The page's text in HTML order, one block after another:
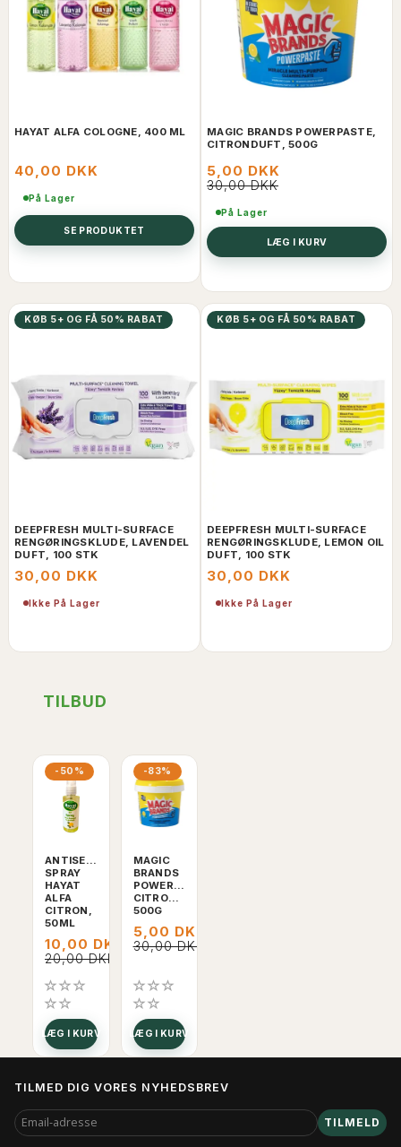
HAYAT ALFA COLOGNE, 400 ML
40,00 DKK
På Lager
SE PRODUKTET
MAGIC BRANDS POWERPASTE,
CITRONDUFT, 500G
5,00 DKK
30,00 DKK
På Lager
LÆG I KURV
KØB 5+ OG FÅ 50% RABAT
DEEPFRESH MULTI-SURFACE
RENGØRINGSKLUDE, LAVENDEL
DUFT, 100 STK
30,00 DKK
Ikke På Lager
KØB 5+ OG FÅ 50% RABAT
DEEPFRESH MULTI-SURFACE
RENGØRINGSKLUDE, LEMON OIL
DUFT, 100 STK
30,00 DKK
Ikke På Lager
TILBUD
-50%
ANTISEPTISK
SPRAY
HAYAT
ALFA
CITRON,
50ML
10,00 DKK
20,00 DKK
LÆG I KURV
-83%
MAGIC
BRANDS
POWERPASTE,
CITRONDUFT,
500G
5,00 DKK
30,00 DKK
LÆG I KURV
TILMED DIG VORES NYHEDSBREV
EMAIL-
ADRESSE
TILMELD